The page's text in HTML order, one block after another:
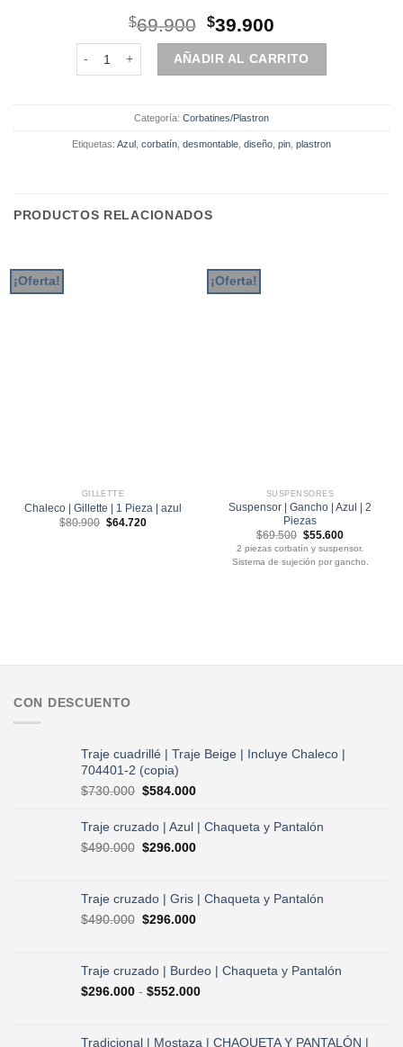
$69.900 El
precio
original
era:
$69.900.
$39.900
precio
actual
es:
$39.900.
corbatín/plastron/azul cantidad
AÑADIR AL CARRITO
Categoría: Corbatines/Plastron
Etiquetas: Azul corbatín desmontable diseño pin plastron
PRODUCTOS RELACIONADOS
¡Oferta!
GILLETTE
Chaleco | Gillette | 1 Pieza | azul
$80.900 El
precio
$64.720El
¡Oferta!
SUSPENSORES
Suspensor | Gancho | Azul | 2
Piezas
$69.500 El
precio
original
era:
$55.600El
precio
actual
es:
2 piezas corbatín y suspensor.
Sistema de sujeción por gancho.
CON DESCUENTO
Traje cuadrillé | Traje Beige | Incluye Chaleco |
704401-2 (copia)
$730.000 El
original
era:
$730.000.
$584.000El
actual
es:
Traje cruzado | Azul | Chaqueta y Pantalón
$490.000 El
era:
$490.000.
$296.000El
es:
Traje cruzado | Gris | Chaqueta y Pantalón
$490.000 El
era:
$490.000.
$296.000El
es:
Traje cruzado | Burdeo | Chaqueta y Pantalón
$296.000 - $552.000Rango
desde
Tradicional | Mostaza | CHAQUETA Y PANTALÓN |